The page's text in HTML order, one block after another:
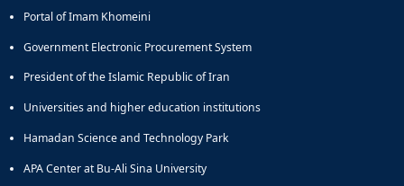
Portal of Imam Khomeini
Government Electronic Procurement System
President of the Islamic Republic of Iran
Universities and higher education institutions
Hamadan Science and Technology Park
APA Center at Bu-Ali Sina University